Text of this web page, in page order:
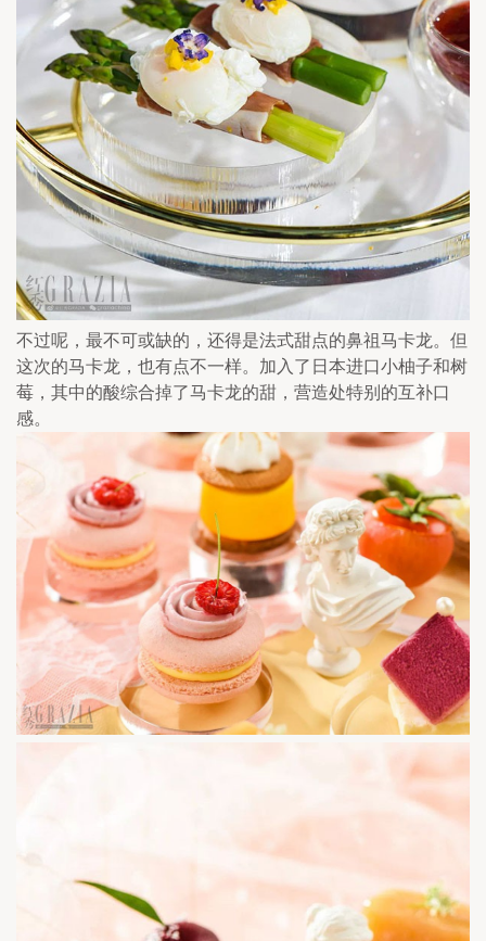
不过呢，最不可或缺的，还得是法式甜点的鼻祖马卡龙。但
这次的马卡龙，也有点不一样。加入了日本进口小柚子和树
莓，其中的酸综合掉了马卡龙的甜，营造处特别的互补口
感。